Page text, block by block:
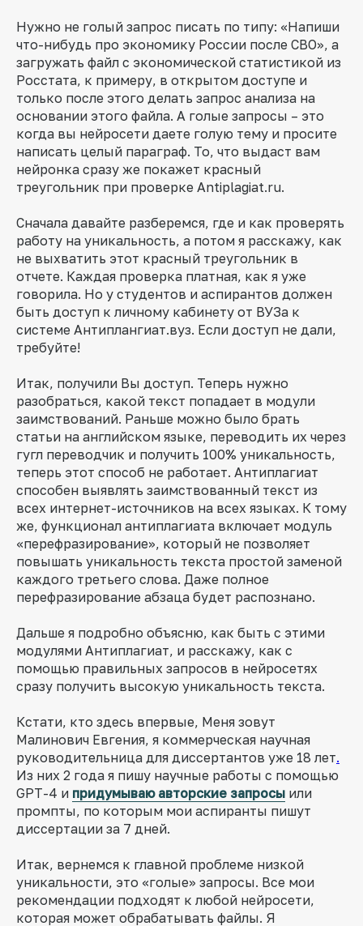
Нужно не голый запрос писать по типу: «Напиши
что-нибудь про экономику России после СВО», а
загружать файл с экономической статистикой из
Росстата, к примеру, в открытом доступе и
только после этого делать запрос анализа на
основании этого файла. А голые запросы – это
когда вы нейросети даете голую тему и просите
написать целый параграф. То, что выдаст вам
нейронка сразу же покажет красный
треугольник при проверке Antiplagiat.ru.
Сначала давайте разберемся, где и как проверять
работу на уникальность, а потом я расскажу, как
не выхватить этот красный треугольник в
отчете. Каждая проверка платная, как я уже
говорила. Но у студентов и аспирантов должен
быть доступ к личному кабинету от ВУЗа к
системе Антиплангиат.вуз. Если доступ не дали,
требуйте!
Итак, получили Вы доступ. Теперь нужно
разобраться, какой текст попадает в модули
заимствований. Раньше можно было брать
статьи на английском языке, переводить их через
гугл переводчик и получить 100% уникальность,
теперь этот способ не работает. Антиплагиат
способен выявлять заимствованный текст из
всех интернет-источников на всех языках. К тому
же, функционал антиплагиата включает модуль
«перефразирование», который не позволяет
повышать уникальность текста простой заменой
каждого третьего слова. Даже полное
перефразирование абзаца будет распознано.
Дальше я подробно объясню, как быть с этими
модулями Антиплагиат, и расскажу, как с
помощью правильных запросов в нейросетях
сразу получить высокую уникальность текста.
Кстати, кто здесь впервые, Меня зовут
Малинович Евгения, я коммерческая научная
руководительница для диссертантов уже 18 лет.
Из них 2 года я пишу научные работы с помощью
GPT-4 и придумываю авторские запросы или
промпты, по которым мои аспиранты пишут
диссертации за 7 дней.
Итак, вернемся к главной проблеме низкой
уникальности, это «голые» запросы. Все мои
рекомендации подходят к любой нейросети,
которая может обрабатывать файлы. Я